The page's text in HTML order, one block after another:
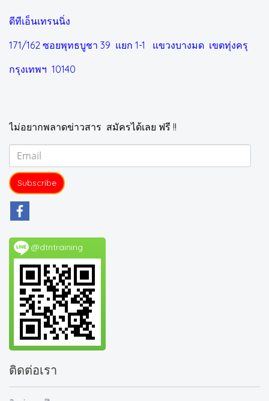
ดีทีเอ็นเทรนนิ่ง
171/162 ซอยพุทธบูชา 39 แยก 1-1 แขวงบางมด เขตทุ่งครุ
กรุงเทพฯ 10140
ไม่อยากพลาดข่าวสาร สมัครได้เลย ฟรี !!
Subscribe
@dtntraining
ติดต่อเรา